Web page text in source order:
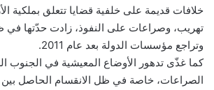
خلافات قديمة على خلفية قضايا تتعلق بملكية
تهريب، وصراعات على النفوذ، زادت حدّتها في
وتراجع مؤسسات الدولة بعد عام 2011.
كما غذّى تدهور الأوضاع المعيشية في الجنوب
الصراعات، خاصة في ظل الانقسام الحاصل بين